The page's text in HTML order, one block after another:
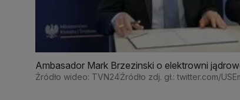
Ambasador Mark Brzezinski o elektrowni
Źródło wideo: TVN24Źródło zdj. gł.: twitter.com/